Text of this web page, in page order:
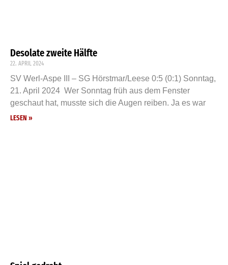
Desolate zweite Hälfte
22. APRIL 2024
SV Werl-Aspe III – SG Hörstmar/Leese 0:5 (0:1) Sonntag,
21. April 2024 Wer Sonntag früh aus dem Fenster
geschaut hat, musste sich die Augen reiben. Ja es war
LESEN »